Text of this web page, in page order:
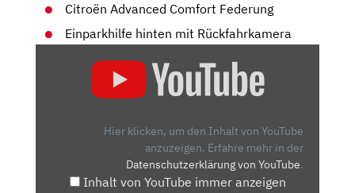
Citroën Advanced Comfort Federung
Einparkhilfe hinten mit Rückfahrkamera
AIRCROSS
Hier klicken, um den Inhalt von YouTube
anzuzeigen. Erfahre mehr in der
Datenschutzerklärung von YouTube.
Inhalt von YouTube immer anzeigen